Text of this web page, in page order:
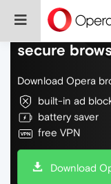
Do more on
secure
Download Opera
built-in ad
battery saver
free VPN
Download